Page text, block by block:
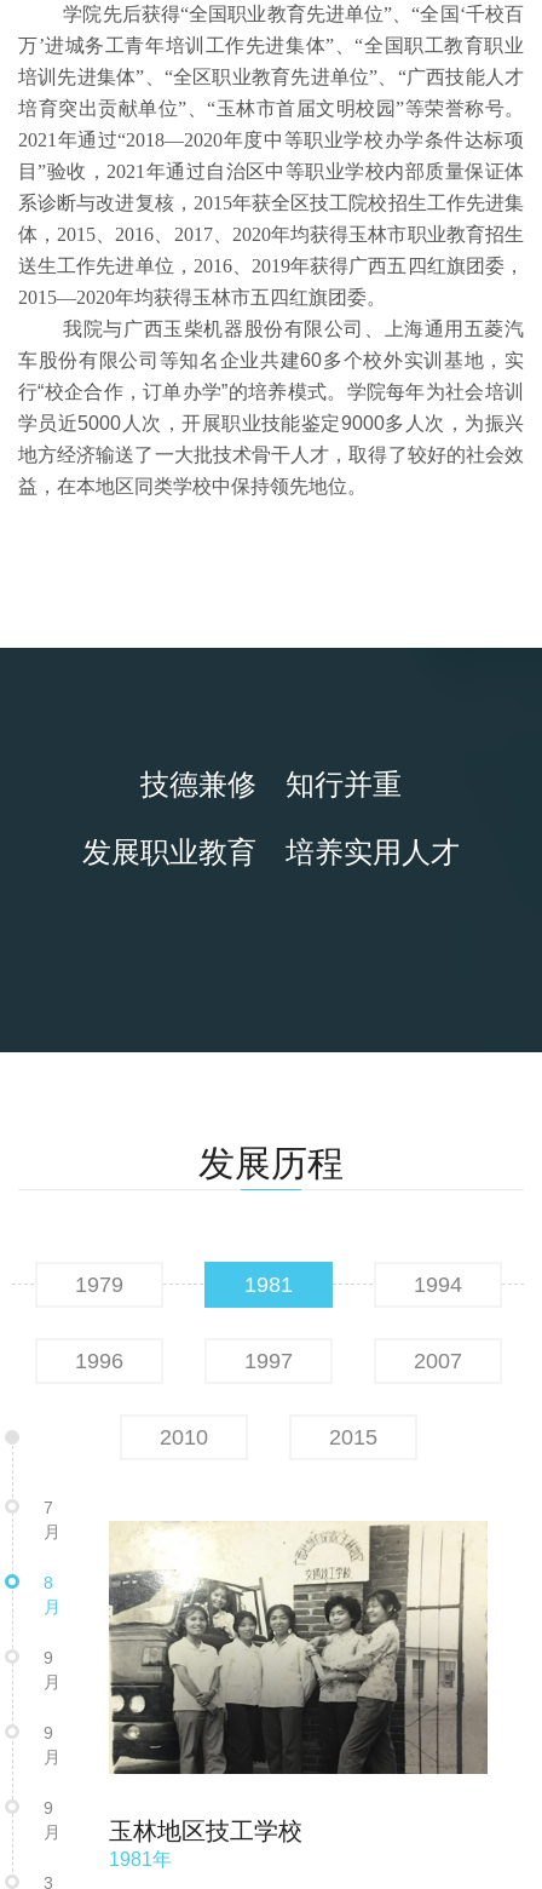
学院先后获得“全国职业教育先进单位”、“全国‘千校百
万’进城务工青年培训工作先进集体”、“全国职工教育职业
培训先进集体”、“全区职业教育先进单位”、“广西技能人才
培育突出贡献单位”、“玉林市首届文明校园”等荣誉称号。
2021年通过“2018—2020年度中等职业学校办学条件达标项
目”验收，2021年通过自治区中等职业学校内部质量保证体
系诊断与改进复核，2015年获全区技工院校招生工作先进集
体，2015、2016、2017、2020年均获得玉林市职业教育招生
送生工作先进单位，2016、2019年获得广西五四红旗团委，
2015—2020年均获得玉林市五四红旗团委。
我院与广西玉柴机器股份有限公司、上海通用五菱汽
车股份有限公司等知名企业共建60多个校外实训基地，实
行“校企合作，订单办学”的培养模式。学院每年为社会培训
学员近5000人次，开展职业技能鉴定9000多人次，为振兴
地方经济输送了一大批技术骨干人才，取得了较好的社会效
益，在本地区同类学校中保持领先地位。
技德兼修 知行并重
发展职业教育 培养实用人才
发展历程
1979 1981 1994
1996 1997 2007
2010 2015
7
月
8
月
9
月
9
月
9
月
3
玉林地区技工学校
1981年